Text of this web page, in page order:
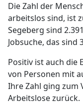
Die Zahl der
arbeitslos sind, ist
Segeberg sind
Jobsuche, das sind
Positiv ist auch die
von Personen mit
Ihre Zahl ging zum
Arbeitslose zurück.